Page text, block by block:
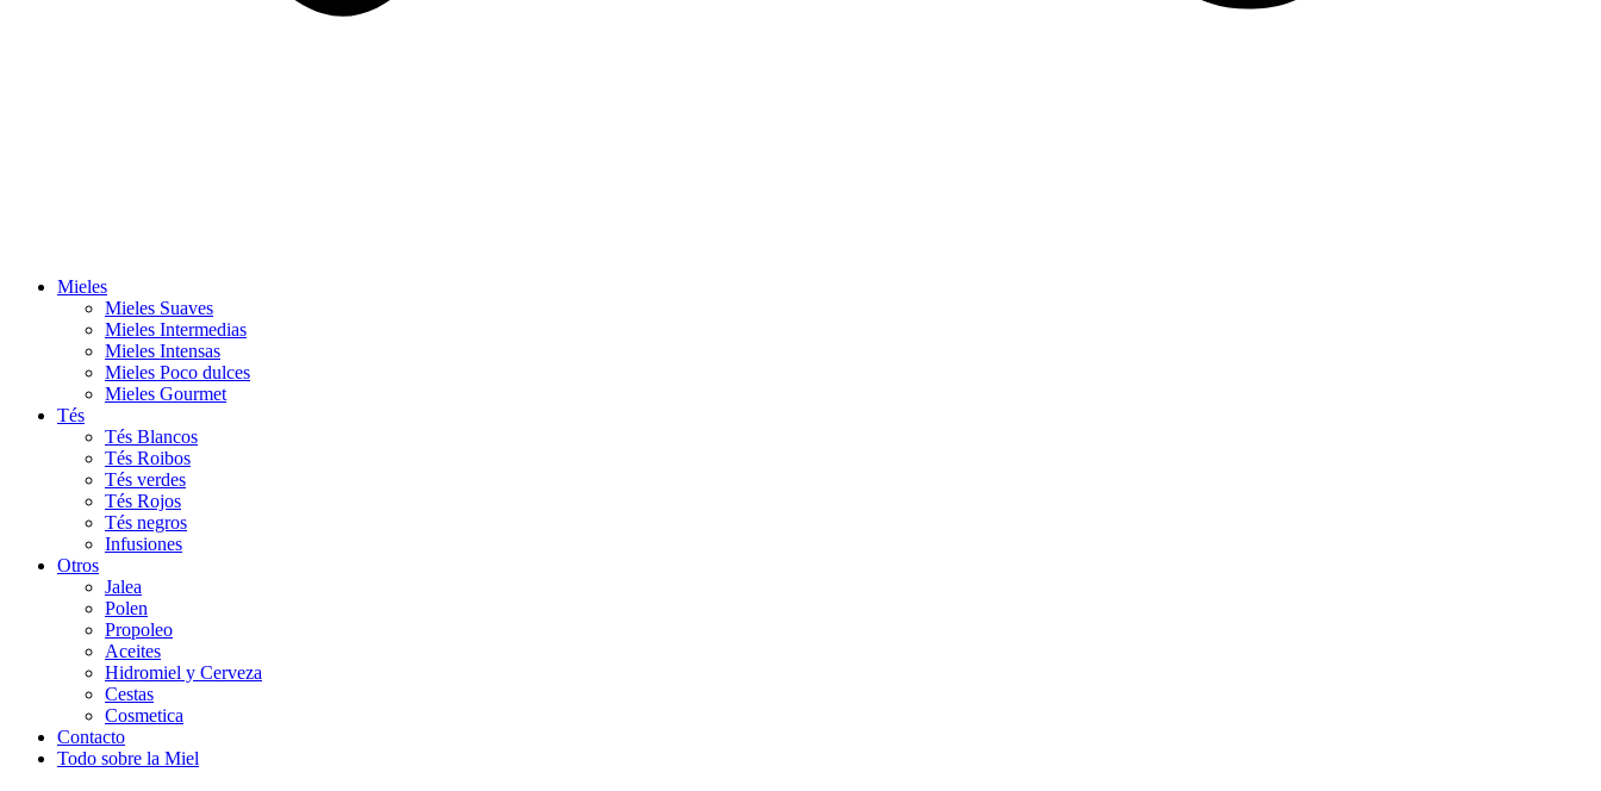
Mieles
Mieles Suaves
Mieles Intermedias
Mieles Intensas
Mieles Poco dulces
Mieles Gourmet
Tés
Tés Blancos
Tés Roibos
Tés verdes
Tés Rojos
Tés negros
Infusiones
Otros
Jalea
Polen
Propoleo
Aceites
Hidromiel y Cerveza
Cestas
Cosmetica
Contacto
Todo sobre la Miel